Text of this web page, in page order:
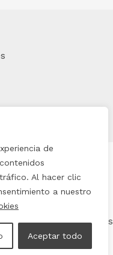
de
Al hacer clic
a nuestro
Aceptar todo
HOME
|Política de cookis